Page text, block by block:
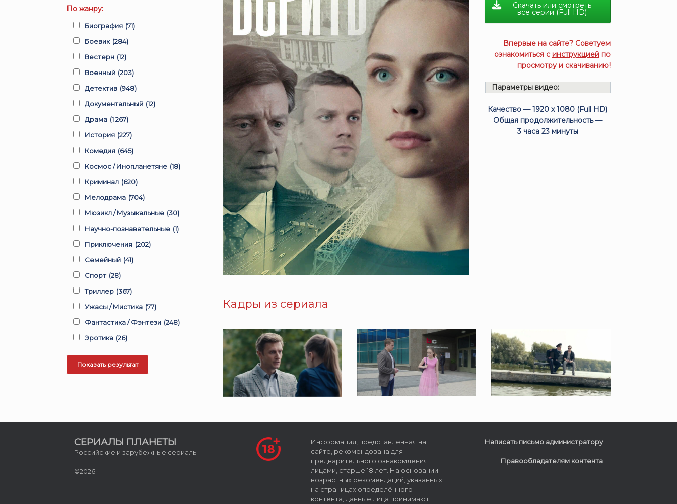
Скачать или смотреть
все серии (Full HD)
Впервые на сайте? Советуем
ознакомиться с инструкцией по
просмотру и скачиванию!
Параметры видео:
Качество — 1920 x 1080 (Full HD)
Общая продолжительность —
3 часа 23 минуты
Кадры из сериала
По жанру:
Биография (71)
Боевик (284)
Вестерн (12)
Военный (203)
Детектив (948)
Документальный (12)
Драма (1 267)
История (227)
Комедия (645)
Космос / Инопланетяне (18)
Криминал (620)
Мелодрама (704)
Мюзикл / Музыкальные (30)
Научно-познавательные (1)
Приключения (202)
Семейный (41)
Спорт (28)
Триллер (367)
Ужасы / Мистика (77)
Фантастика / Фэнтези (248)
Эротика (26)
СЕРИАЛЫ ПЛАНЕТЫ
Российские и зарубежные сериалы
©2026
Информация, представленная на
сайте, рекомендована для
предварительного ознакомления
лицами, старше 18 лет. На основании
возрастных рекомендаций, указанных
на страницах определённого
контента, данные лица принимают
Написать письмо администратору
Правообладателям контента